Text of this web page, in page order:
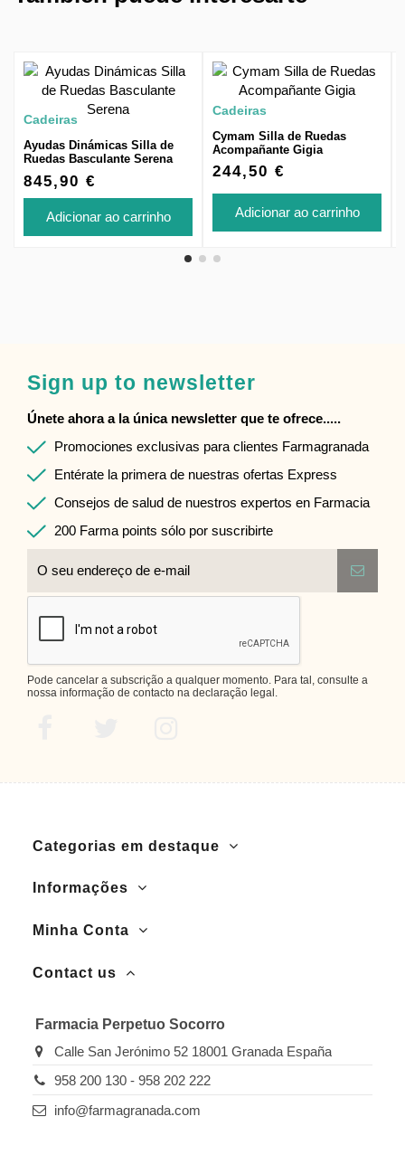
Cadeiras
Ayudas Dinámicas Silla de
Ruedas Basculante Serena
845,90 €
Adicionar ao carrinho
Cadeiras
Cymam Silla de Ruedas
Acompañante Gigia
244,50 €
Adicionar ao carrinho
Sign up to newsletter
Únete ahora a la única newsletter que te ofrece.....
Promociones exclusivas para clientes Farmagranada
Entérate la primera de nuestras ofertas Express
Consejos de salud de nuestros expertos en Farmacia
200 Farma points sólo por suscribirte
Pode cancelar a subscrição a qualquer momento. Para tal, consulte a
nossa informação de contacto na declaração legal.
Categorias em destaque
Informações
Minha Conta
Contact us
Farmacia Perpetuo Socorro
Calle San Jerónimo 52 18001 Granada España
958 200 130 - 958 202 222
info@farmagranada.com